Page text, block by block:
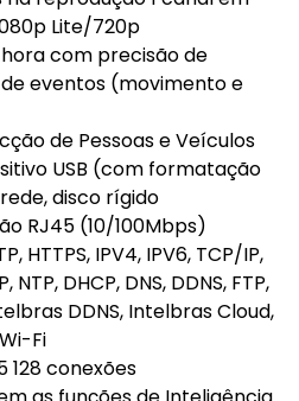
Lite/720p
com precisão de
eventos (movimento e
de Pessoas e Veículos
USB (com formatação
disco rígido
RJ45 (10/100Mbps)
HTTPS, IPV4, IPV6, TCP/IP,
NTP, DHCP, DNS, DDNS, FTP,
DDNS, Intelbras Cloud,
Fi
128 conexões